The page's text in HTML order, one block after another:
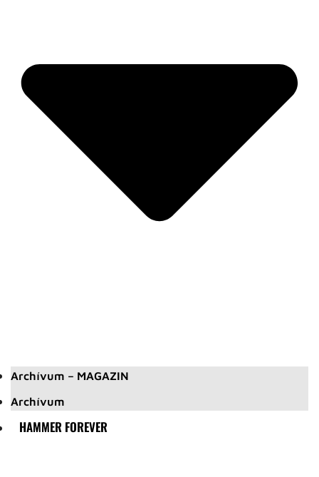
Archívum – MAGAZIN
Archívum
HAMMER FOREVER